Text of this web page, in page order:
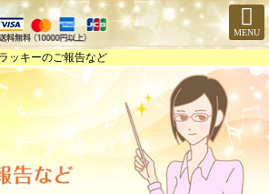
MENU
ッキーのご報告など